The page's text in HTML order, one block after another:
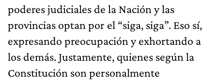
poderes judiciales de la Nación y las
provincias optan por el “siga, siga”. Eso sí,
expresando preocupación y exhortando a
los demás. Justamente, quienes según la
Constitución son personalmente